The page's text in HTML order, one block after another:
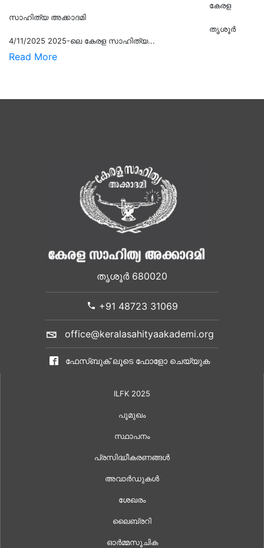
കേരള
സാഹിത്യ അക്കാദമി
തൃശൂര്‍
4/11/2025 2025-ലെ കേരള സാഹിത്യ...
Read More
തൃശൂർ 680020
+91 48723 31069
office@keralasahityaakademi.org
ഫേസ്ബുക് ലൂടെ ഫോളോ ചെയ്യുക
ILFK 2025
പൂമുഖം
സ്ഥാപനം
പ്രസിദ്ധീകരണങ്ങൾ
അവാർഡുകൾ
ശേഖരം
ലൈബ്രറി
ഓർമ്മസൂചിക